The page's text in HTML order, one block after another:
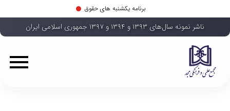
برنامه یکشنبه های حقوق
ناشر نمونه سال‌های ۱۳۹۳ و ۱۳۹۴ و ۱۳۹۷ جمهوری اسلامی ایران